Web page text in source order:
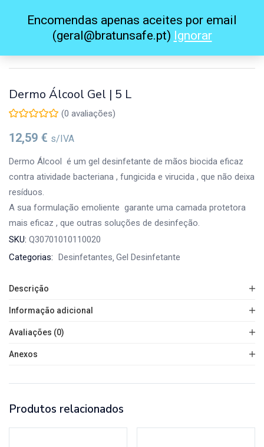
Dermo Álcool Gel | 5 L
Iniciar sessão Registar-se
Coloque o seu nome de utilizador e a password para entrar.
Lembra-me Esqueceu-se da password?
Dermo Álcool Gel | 5 L
(0 avaliações)
12,59 € s/IVA
Dermo Álcool é um gel desinfetante de mãos biocida eficaz
contra atividade bacteriana , fungicida e virucida , que não deixa
resíduos.
A sua formulação emoliente garante uma camada protetora
mais eficaz , que outras soluções de desinfeção.
SKU: Q30701010110020
Categorias: Desinfetantes Gel Desinfetante
Descrição
Informação adicional
Avaliações (0)
Anexos
Produtos relacionados
Encomendas apenas aceites por email
(geral@bratunsafe.pt) Ignorar